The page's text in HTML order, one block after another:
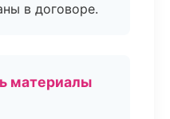
в договоре.
материалы